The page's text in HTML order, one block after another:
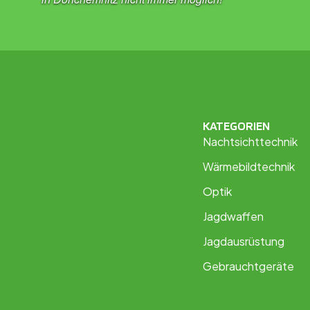
KATEGORIEN
Nachtsichttechnik
Wärmebildtechnik
Optik
Jagdwaffen
Jagdausrüstung
Gebrauchtgeräte